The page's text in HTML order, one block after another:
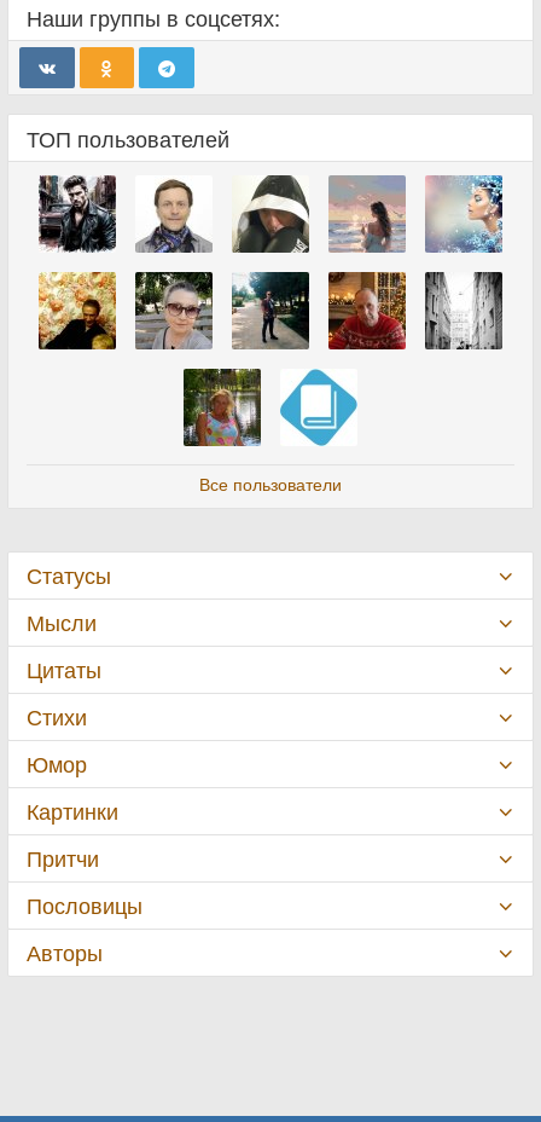
Наши группы в соцсетях:
ТОП пользователей
Все пользователи
Статусы
Мысли
Цитаты
Стихи
Юмор
Картинки
Притчи
Пословицы
Авторы